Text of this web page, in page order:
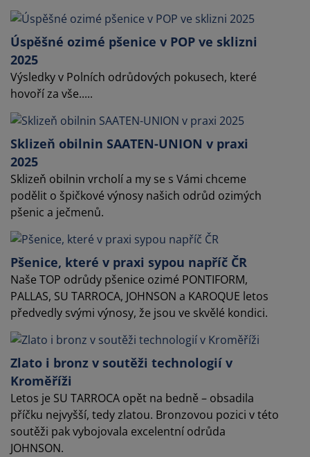
Úspěšné ozimé pšenice v POP ve sklizni
2025
Výsledky v Polních odrůdových pokusech, které
hovoří za vše.....
Sklizeň obilnin SAATEN-UNION v praxi
2025
Sklizeň obilnin vrcholí a my se s Vámi chceme
podělit o špičkové výnosy našich odrůd ozimých
pšenic a ječmenů.
Pšenice, které v praxi sypou napříč ČR
Naše TOP odrůdy pšenice ozimé PONTIFORM,
PALLAS, SU TARROCA, JOHNSON a KAROQUE letos
předvedly svými výnosy, že jsou ve skvělé kondici.
Zlato i bronz v soutěži technologií v
Kroměříži
Letos je SU TARROCA opět na bedně – obsadila
příčku nejvyšší, tedy zlatou. Bronzovou pozici v této
soutěži pak vybojovala excelentní odrůda
JOHNSON.